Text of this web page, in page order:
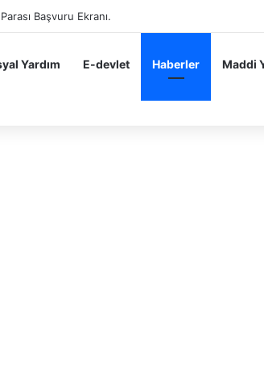
Başvursun 10 BİN 200 TL Karne Parası
Yardım E-devlet Haberler Maddi